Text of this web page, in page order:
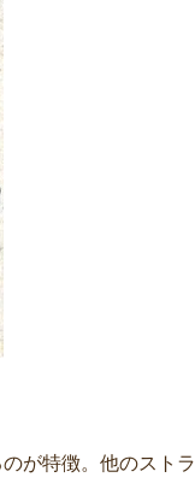
が特徴。他のストラ